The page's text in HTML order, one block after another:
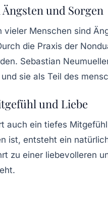
und Sorgen
vieler Menschen sind
die Praxis der
Sebastian
sie als Teil des
und Liebe
auch ein tiefes
ist, entsteht ein
zu einer liebevolleren